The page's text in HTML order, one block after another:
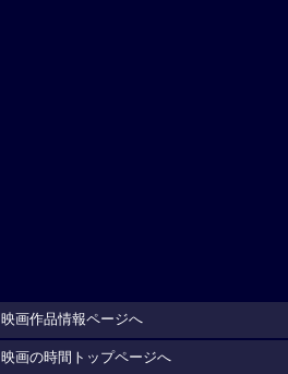
映画作品情報ページへ
映画の時間トップページへ